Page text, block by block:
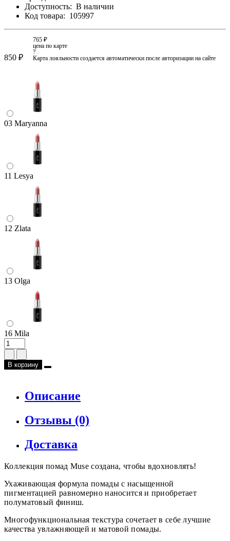
Доступность: В наличии
Код товара: 105997
850 ₽
765 ₽
цена по карте
?
Карта лояльности создается автоматически после авторизации на сайте
03 Maryanna
11 Lesya
12 Zlata
13 Olga
16 Mila
В корзину
Описание
Отзывы (0)
Доставка
Коллекция помад Muse создана, чтобы вдохновлять!
Ухаживающая формула помады с насыщенной
пигментацией равномерно наносится и приобретает
полуматовый финиш.
Многофункциональная текстура сочетает в себе лучшие
качества увлажняющей и матовой помады.